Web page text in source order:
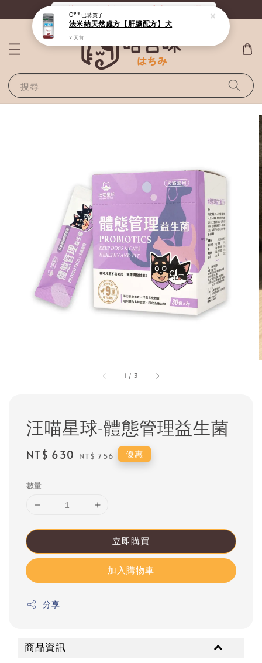
《滿800全站免運》給毛孩最好的選擇
搜尋
1 / 3
汪喵星球-體態管理益生菌
Sale
NT$ 630 Regular
NT$ 756 優惠
數量
立即購買
加入購物車
分享
商品資訊